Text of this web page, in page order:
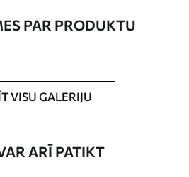
varat pievienot lakas pārklājumu.
PAR PRODUKTU
VISU GALERIJU
ARĪ PATIKT